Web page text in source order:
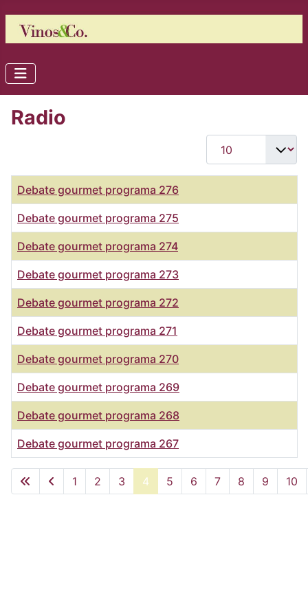
Radio
Cantidad
Artículos
Título
Debate gourmet programa 276
Debate gourmet programa 275
Debate gourmet programa 274
Debate gourmet programa 273
Debate gourmet programa 272
Debate gourmet programa 271
Debate gourmet programa 270
Debate gourmet programa 269
Debate gourmet programa 268
Debate gourmet programa 267
Página 4 de 29
1 2 3 4 5 6 7 8 9 10